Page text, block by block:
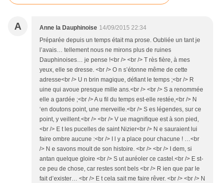
A Anne la Dauphinoise 14/09/2015 22:34
Préparée depuis un temps était ma prose. Oubliée un tant je
l’avais… tellement nous ne mirons plus de ruines
Dauphinoises… je pense !<br /> <br /> T rès fière, à mes
yeux, elle se dresse. <br /> O n s’étonne même de cette
adresse<br /> U n brin magique, défiant le temps ;<br /> R
uine qui avoue presque mille ans.<br /> <br /> S a renommée
elle a gardée ;<br /> A u fil du temps est-elle restée,<br /> N
‘en doutons point, une merveille.<br /> S es légendes, sur ce
point, y veillent.<br /> <br /> V ue magnifique est à son pied,
<br /> E t les pucelles de saint Nizier<br /> N e sauraient lui
faire ombre aucune :<br /> I l y a place pour chacune ! …<br
/> N e savons moult de son histoire. <br /> <br /> I dem, si
antan quelque gloire <br /> S ut auréoler ce castel.<br /> E st-
ce peu de chose, car restes sont bels <br /> R ien que par le
fait d’exister… <br /> E t cela sait me faire rêver. <br /> <br /> N